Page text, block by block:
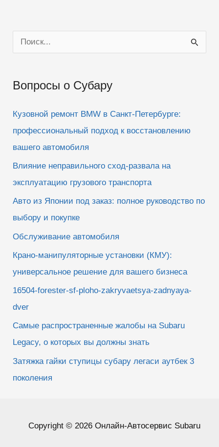
о
с
Вопросы о Субару
Кузовной ремонт BMW в Санкт-Петербурге:
профессиональный подход к восстановлению
вашего автомобиля
Влияние неправильного сход-развала на
эксплуатацию грузового транспорта
Авто из Японии под заказ: полное руководство по
выбору и покупке
Обслуживание автомобиля
Крано-манипуляторные установки (КМУ):
универсальное решение для вашего бизнеса
16504-forester-sf-ploho-zakryvaetsya-zadnyaya-
dver
Самые распространенные жалобы на Subaru
Legacy, о которых вы должны знать
Затяжка гайки ступицы субару легаси аутбек 3
поколения
Copyright © 2026 Онлайн-Автосервис Subaru